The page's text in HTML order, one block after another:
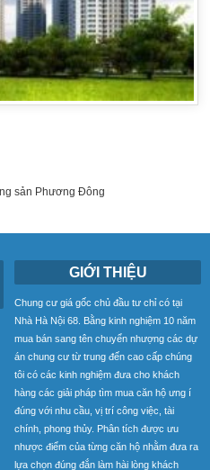
sản Phương Đông
GIỚI THIỆU
Chung cư giá gốc chủ đầu tư chỉ có tại
Nhà Hà Nội 68. Bằng kinh nghiệm 10 năm
mua bán sang tên chuyển nhượng các dự
án chung cư từ trung đến cao cấp chúng
tôi có các kinh nghiệm đưa cho khách
hàng các giải pháp tìm mua căn hộ ưng í
đúng với nhu cầu, vị trí công việc, tài
chính, phong thủy. Phân tích được ưu
nhược điểm của từng căn hộ nhằm đưa ra
lựa chọn đúng đắn làm hài lòng khách